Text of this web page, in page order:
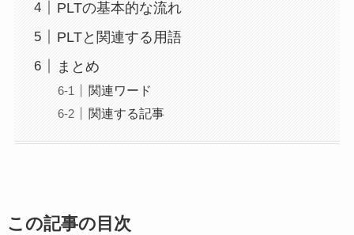
PLTの基本的な流れ
PLTと関連する用語
まとめ
関連ワード
関連する記事
この記事の目次